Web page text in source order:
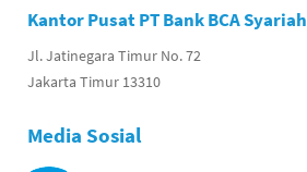
Kantor Pusat PT Bank BCA Syariah
Jl. Jatinegara Timur No. 72
Jakarta Timur 13310
Media Sosial